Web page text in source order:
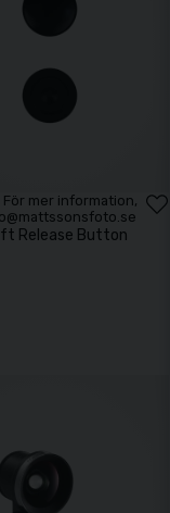
För mer information,
Release Button